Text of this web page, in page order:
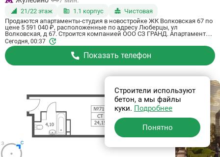
21/22 этаж 1.1 корпус
Чистовая
Продаются апартаменты-студия в новостройке ЖК Волковская 67 по
цене 5 591 040 ₽, расположенные по адресу Люберцы, ул
Волковская, д 67. Строится компанией ООО СЗ ГРАНД. Апартаменты
сдаются в 3 квартале 2027 года с чистовой отделкой, в 20 минутах на
машине от метро Некрасовка. Общая площадь апартаментов - 20.06
кв. м. Этаж 21 из 21. ID апартаментов на СтройкиРУ 818576, сообщите
его когда будете звонить.
Сегодня, 00:37
Показать телефон
Строители используют
бетон, а мы файлы
куки. Подробнее
Понятно